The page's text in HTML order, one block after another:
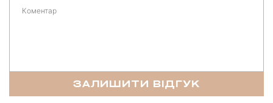
ЗАЛИШИТИ ВІДГУК